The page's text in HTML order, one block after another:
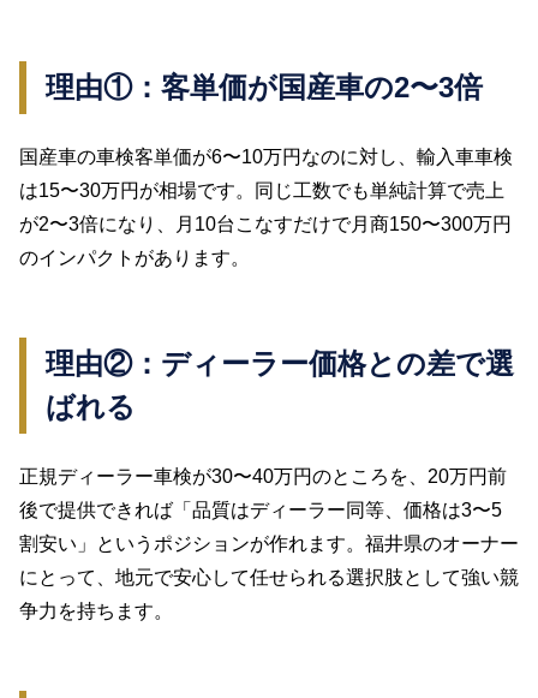
理由①：客単価が国産車の2〜3倍
国産車の車検客単価が6〜10万円なのに対し、輸入車車検
は15〜30万円が相場です。同じ工数でも単純計算で売上
が2〜3倍になり、月10台こなすだけで月商150〜300万円
のインパクトがあります。
理由②：ディーラー価格との差で選
ばれる
正規ディーラー車検が30〜40万円のところを、20万円前
後で提供できれば「品質はディーラー同等、価格は3〜5
割安い」というポジションが作れます。福井県のオーナー
にとって、地元で安心して任せられる選択肢として強い競
争力を持ちます。